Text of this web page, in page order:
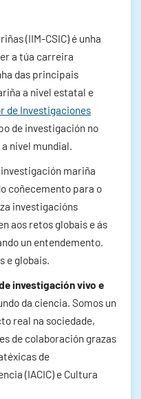
(IIM-CSIC) é unha
a túa carreira
das principais
a nivel estatal e
de Investigaciones
de investigación no
nivel mundial.
mariña
coñecemento para o
investigacións
aos retos globais e ás
un entendemento.
e globais.
investigación vivo e
da ciencia. Somos un
real na sociedade,
de colaboración grazas
de
(IACIC) e Cultura